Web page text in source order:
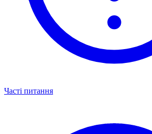
Часті питання